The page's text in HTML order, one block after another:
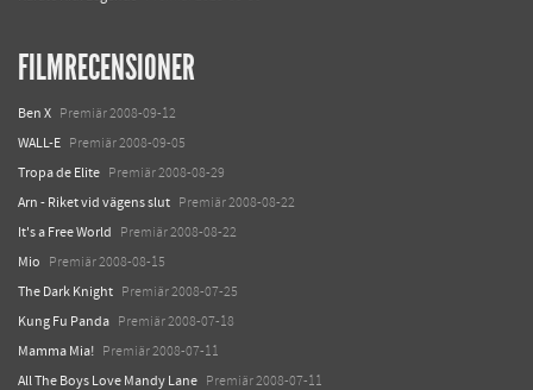
FILMRECENSIONER
Ben X Premiär 2008-09-12
WALL-E Premiär 2008-09-05
Tropa de Elite Premiär 2008-08-29
Arn - Riket vid vägens slut Premiär 2008-08-22
It's a Free World Premiär 2008-08-22
Mio Premiär 2008-08-15
The Dark Knight Premiär 2008-07-25
Kung Fu Panda Premiär 2008-07-18
Mamma Mia! Premiär 2008-07-11
All The Boys Love Mandy Lane Premiär 2008-07-11